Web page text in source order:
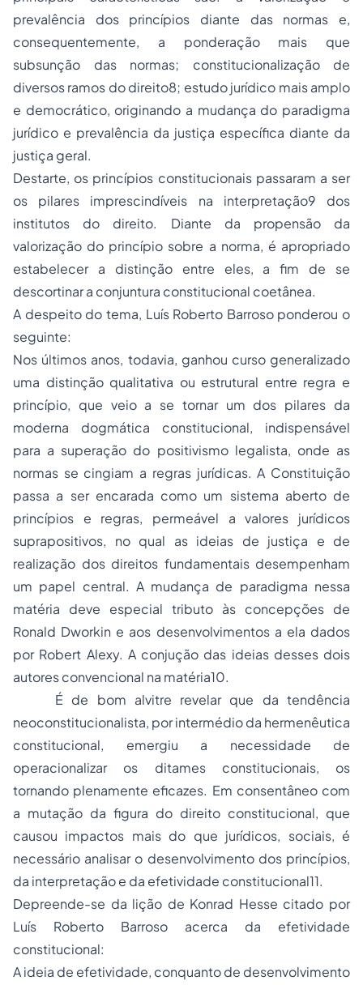
prevalência dos princípios diante das normas e,
consequentemente, a ponderação mais que
subsunção das normas; constitucionalização de
diversos ramos do direito8; estudo jurídico mais amplo
e democrático, originando a mudança do paradigma
jurídico e prevalência da justiça específica diante da
justiça geral.
Destarte, os princípios constitucionais passaram a ser
os pilares imprescindíveis na interpretação9 dos
institutos do direito. Diante da propensão da
valorização do princípio sobre a norma, é apropriado
estabelecer a distinção entre eles, a fim de se
descortinar a conjuntura constitucional coetânea.
A despeito do tema, Luís Roberto Barroso ponderou o
seguinte:
Nos últimos anos, todavia, ganhou curso generalizado
uma distinção qualitativa ou estrutural entre regra e
princípio, que veio a se tornar um dos pilares da
moderna dogmática constitucional, indispensável
para a superação do positivismolegalista, onde as
normas se cingiam a regras jurídicas. A Constituição
passa a ser encarada como um sistema aberto de
princípios e regras, permeável a valores jurídicos
suprapositivos, no qual as ideias de justiça e de
realização dos direitos fundamentais desempenham
um papel central. A mudança de paradigma nessa
matéria deve especial tributo às concepções de
Ronald Dworkin e aos desenvolvimentos a ela dados
por Robert Alexy. A conjução das ideias desses dois
autores convencional na matéria10.
É de bom alvitre revelar que da tendência
neoconstitucionalista, por intermédio da hermenêutica
constitucional, emergiu a necessidade de
operacionalizar os ditames constitucionais, os
tornando plenamente eficazes. Em consentâneo com
a mutação da figura do direito constitucional, que
causou impactos mais do que jurídicos, sociais, é
necessário analisar o desenvolvimento dos princípios,
da interpretação e da efetividade constitucional11.
Depreende-se da lição de Konrad Hesse citado por
Luís Roberto Barroso acerca da efetividade
constitucional:
A ideia de efetividade, conquanto de desenvolvimento